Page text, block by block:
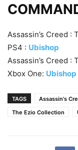
Assassin’s Creed :
PS4 : Ubishop
Assassin’s Creed :
Xbox One: Ubishop
TAGS Assassin's
The Ezio Collection